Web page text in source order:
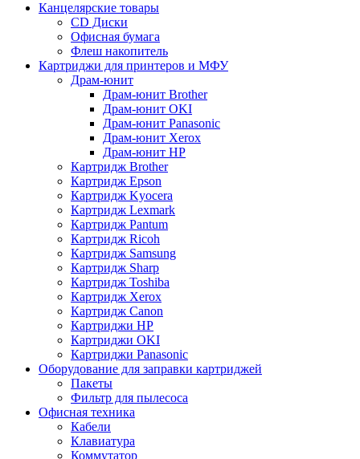
Канцелярские товары
CD Диски
Офисная бумага
Флеш накопитель
Картриджи для принтеров и МФУ
Драм-юнит
Драм-юнит Brother
Драм-юнит OKI
Драм-юнит Panasonic
Драм-юнит Xerox
Драм-юнит НР
Картридж Brother
Картридж Epson
Картридж Kyocera
Картридж Lexmark
Картридж Pantum
Картридж Ricoh
Картридж Samsung
Картридж Sharp
Картридж Toshiba
Картридж Xerox
Картридж Сanon
Картриджи HP
Картриджи OKI
Картриджи Panasonic
Оборудование для заправки картриджей
Пакеты
Фильтр для пылесоса
Офисная техника
Кабели
Клавиатура
Коммутатор